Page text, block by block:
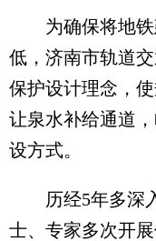
为确保将地铁
低，济南市轨道
保护设计理念，
让泉水补给通道
设方式。
历经5年多深入
士、专家多次开